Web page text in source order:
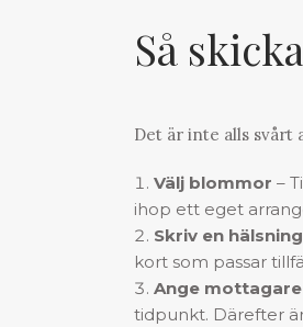
Så
Det är inte alls svårt
Välj blommor –
ihop ett eget
Skriv en hälsning
kort som passar
Ange mottagare
tidpunkt. Därefter